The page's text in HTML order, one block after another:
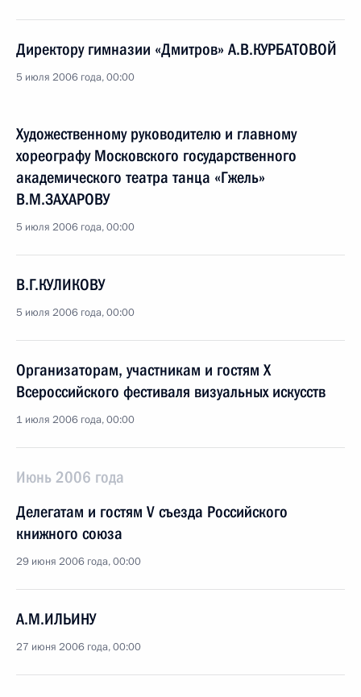
Директору гимназии «Дмитров» А.В.КУРБАТОВОЙ
5 июля 2006 года, 00:00
Художественному руководителю и главному
хореографу Московского государственного
академического театра танца «Гжель»
В.М.ЗАХАРОВУ
5 июля 2006 года, 00:00
В.Г.КУЛИКОВУ
5 июля 2006 года, 00:00
Организаторам, участникам и гостям X
Всероссийского фестиваля визуальных искусств
1 июля 2006 года, 00:00
Июнь 2006 года
Делегатам и гостям V съезда Российского
книжного союза
29 июня 2006 года, 00:00
А.М.ИЛЬИНУ
27 июня 2006 года, 00:00